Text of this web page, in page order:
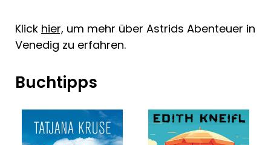
Klick hier, um mehr über Astrids Abenteuer in
Venedig zu erfahren.
Buchtipps